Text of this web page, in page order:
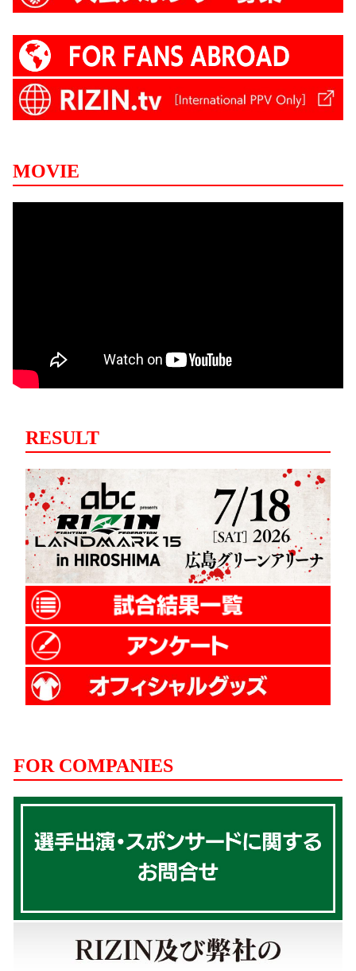
MOVIE
RESULT
FOR COMPANIES